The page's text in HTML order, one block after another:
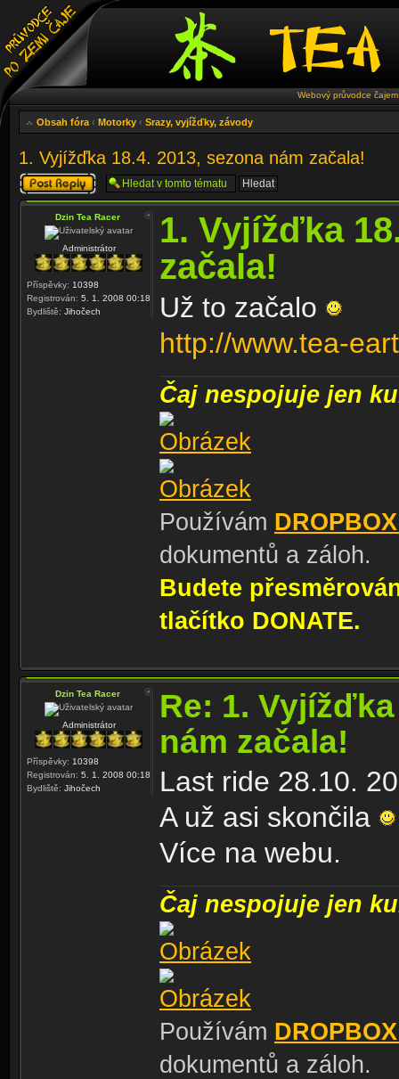
Webový průvodce
Obsah fóra ‹ Motorky ‹ Srazy, vyjížďky, závody
1. Vyjížďka 18.4. 2013, sezona nám začala!
Odeslat odpověď
Dzin Tea Racer
Administrátor
Příspěvky: 10398
Registrován: 5. 1. 2008 00:18
Bydliště: Jihočech
1. Vyjížďka
začala!
Už to začalo
http://www.tea-
Čaj nespojuje jen
Používám
dokumentů a záloh.
Budete
tlačítko DONATE.
Dzin Tea Racer
Administrátor
Příspěvky: 10398
Registrován: 5. 1. 2008 00:18
Bydliště: Jihočech
Re: 1.
nám začala!
Last ride 28.10.
A už asi skončila
Více na webu.
Čaj nespojuje jen
Používám
dokumentů a záloh.